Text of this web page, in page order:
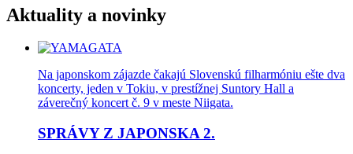
Aktuality a novinky
Na japonskom zájazde čakajú Slovenskú filharmóniu ešte dva
koncerty, jeden v Tokiu, v prestížnej Suntory Hall a
záverečný koncert č. 9 v meste Niigata.
SPRÁVY Z JAPONSKA 2.